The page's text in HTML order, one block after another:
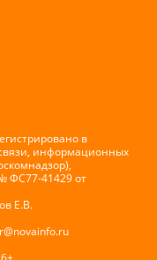
в
информационных
ФС77-41429 от
Е.В.